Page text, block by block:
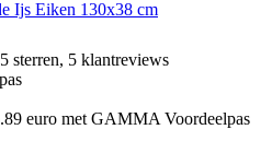
Ijs Eiken 130x38 cm
sterren, 5 klantreviews
euro met GAMMA Voordeelpas